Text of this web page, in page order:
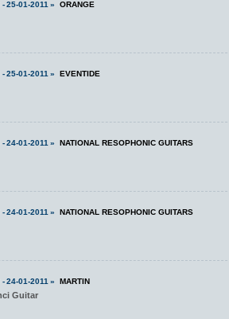
- 25-01-2011 » ORANGE
- 25-01-2011 » EVENTIDE
- 24-01-2011 » NATIONAL RESOPHONIC GUITARS
- 24-01-2011 » NATIONAL RESOPHONIC GUITARS
- 24-01-2011 » MARTIN
Guitar